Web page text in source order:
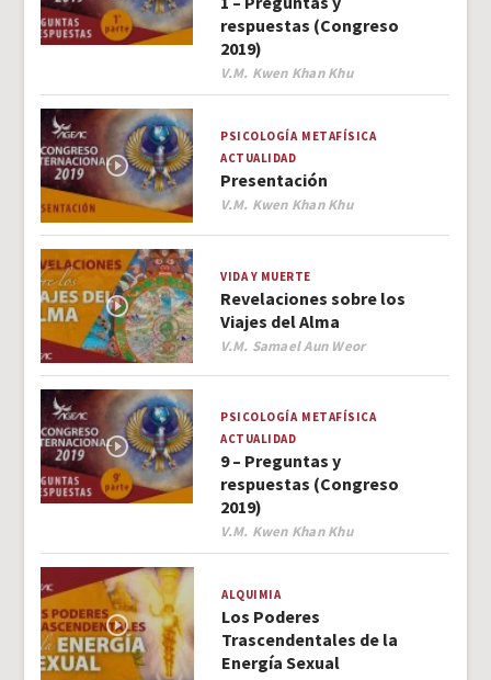
respuestas (Congreso
2019)
Author
V.M. Kwen Khan Khu
PSICOLOGÍA METAFÍSICA
ACTUALIDAD
Presentación
Author
V.M. Kwen Khan Khu
VIDA Y MUERTE
Revelaciones sobre los
Viajes del Alma
Author
V.M. Samael Aun Weor
PSICOLOGÍA METAFÍSICA
ACTUALIDAD
9 – Preguntas y
respuestas (Congreso
2019)
Author
V.M. Kwen Khan Khu
ALQUIMIA
Los Poderes
Trascendentales de la
Energía Sexual